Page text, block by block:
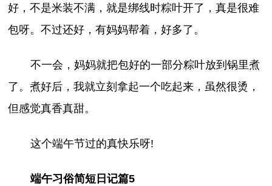
好，不是米装不满，就是绑线时粽叶开了，真是很难
包呀。不过还好，有妈妈帮着，好多了。
不一会，妈妈就把包好的一部分粽叶放到锅里煮
了。煮好后，我就立刻拿起一个吃起来，虽然很烫，
但感觉真香真甜。
这个端午节过的真快乐呀!
端午习俗简短日记篇5